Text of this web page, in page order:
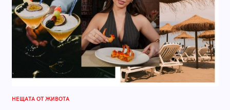
НЕЩАТА ОТ ЖИВОТА